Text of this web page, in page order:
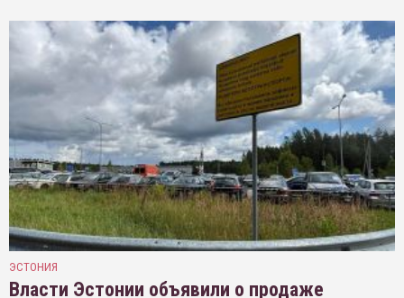
ЭСТОНИЯ
Власти Эстонии объявили о продаже